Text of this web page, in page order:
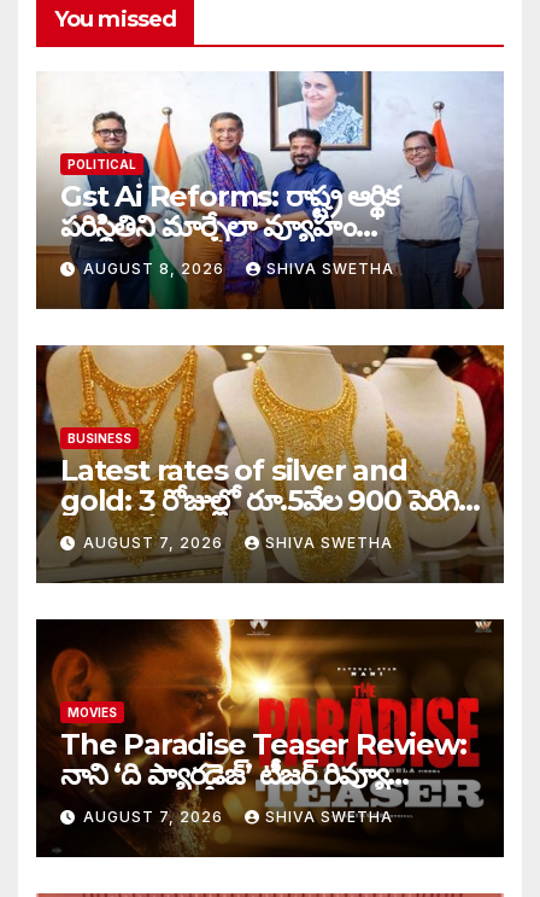
You missed
POLITICAL
Gst Ai Reforms: రాష్ట్ర ఆర్థిక
పరిస్థితిని మార్చేలా వ్యూహం…
AUGUST 8, 2026 SHIVA SWETHA
BUSINESS
Latest rates of silver and
gold: 3 రోజుల్లో రూ.5వేల 900 పెరిగిన
తులం గోల్డ్…
AUGUST 7, 2026 SHIVA SWETHA
MOVIES
The Paradise Teaser Review:
నాని ‘ది ప్యారడైజ్’ టీజర్ రివ్యూ…
AUGUST 7, 2026 SHIVA SWETHA